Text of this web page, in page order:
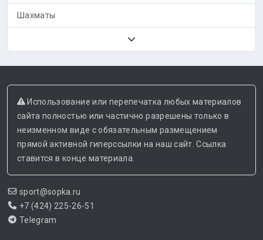
Шахматы
Использование или перепечатка любых материалов
сайта полностью или частично разрешены только в
неизменном виде с обязательным размещением
прямой активной гиперссылки на наш сайт. Ссылка
ставится в конце материала.
sport@sopka.ru
+7 (424) 225-26-51
Telegram